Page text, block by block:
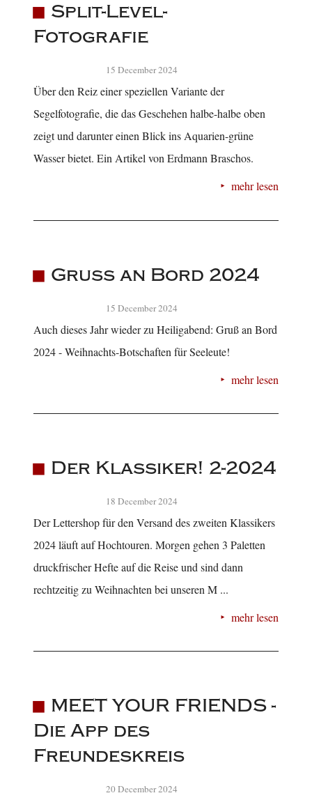
Split-Level-
Fotografie
15 December 2024
Über den Reiz einer speziellen Variante der
Segelfotografie, die das Geschehen halbe-halbe oben
zeigt und darunter einen Blick ins Aquarien-grüne
Wasser bietet. Ein Artikel von Erdmann Braschos.
mehr lesen
Gruß an Bord 2024
15 December 2024
Auch dieses Jahr wieder zu Heiligabend: Gruß an Bord
2024 - Weihnachts-Botschaften für Seeleute!
mehr lesen
Der Klassiker! 2-2024
18 December 2024
Der Lettershop für den Versand des zweiten Klassikers
2024 läuft auf Hochtouren. Morgen gehen 3 Paletten
druckfrischer Hefte auf die Reise und sind dann
rechtzeitig zu Weihnachten bei unseren M ...
mehr lesen
MEET YOUR FRIENDS -
Die App des
Freundeskreis
20 December 2024